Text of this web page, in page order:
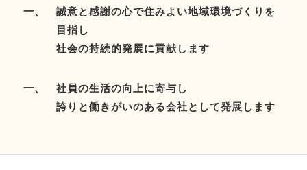
誠意と感謝の心で住みよい地域環境づくりを
目指し
社会の持続的発展に貢献します
社員の生活の向上に寄与し
誇りと働きがいのある会社として発展します